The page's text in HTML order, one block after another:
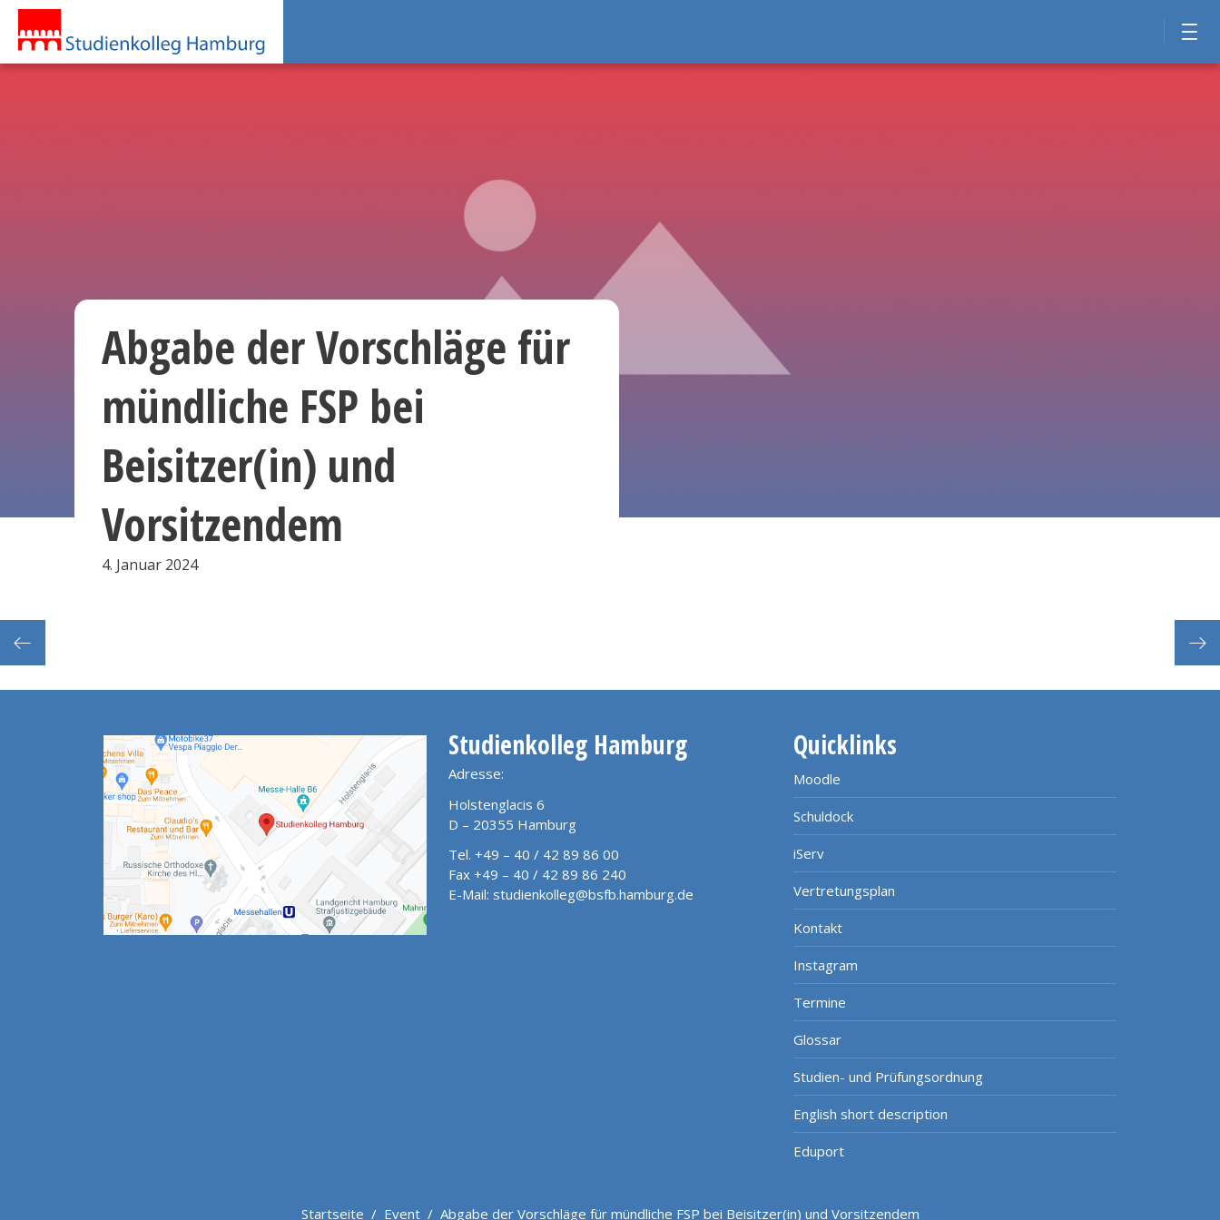
Frist: Abgabe der Kurswechselanträge aus 1. Sem. (bei Le)
Abgabe der Vorschläge für
mündliche FSP bei
Beisitzer(in) und
Vorsitzendem
4. Januar 2024
Studienkolleg Hamburg
Adresse:
Holstenglacis 6
D – 20355 Hamburg
Tel. +49 – 40 / 42 89 86 00
Fax +49 – 40 / 42 89 86 240
E-Mail: studienkolleg@bsfb.hamburg.de
Quicklinks
Moodle
Schuldock
iServ
Vertretungsplan
Kontakt
Instagram
Termine
Glossar
Studien- und Prüfungsordnung
English short description
Eduport
Startseite / Event/ Abgabe der Vorschläge für mündliche FSP bei Beisitzer(in) und Vorsitzendem